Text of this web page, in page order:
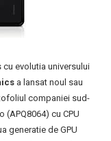
evolutia universului
a lansat noul sau
companiei sud-
cu CPU
generatie de GPU